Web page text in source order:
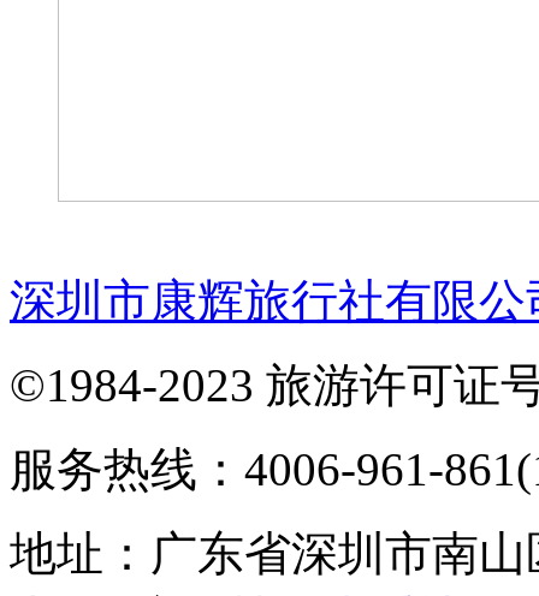
深圳市康辉旅行社有限
©1984-2023 旅游许可证
服务热线：4006-961-
地址：广东省深圳市南